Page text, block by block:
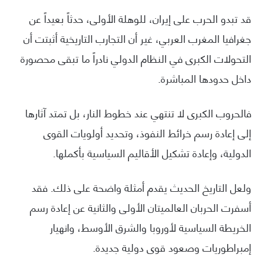
قد تبدو الحرب على إيران، للوهلة الأولى، حدثاً بعيداً عن
جغرافيا المغرب العربي، غير أن التجارب التاريخية أثبتت أن
التحولات الكبرى في النظام الدولي نادراً ما تبقى محصورة
داخل حدودها المباشرة.
فالحروب الكبرى لا تنتهي عند خطوط النار، بل تمتد آثارها
إلى إعادة رسم خرائط النفوذ، وتحديد أولويات القوى
الدولية، وإعادة تشكيل الأقاليم السياسية بأكملها.
ولعل التاريخ الحديث يقدم أمثلة واضحة على ذلك. فقد
أسفرت الحربان العالميتان الأولى والثانية عن إعادة رسم
الخريطة السياسية لأوروبا والشرق الأوسط، وانهيار
إمبراطوريات وصعود قوى دولية جديدة.